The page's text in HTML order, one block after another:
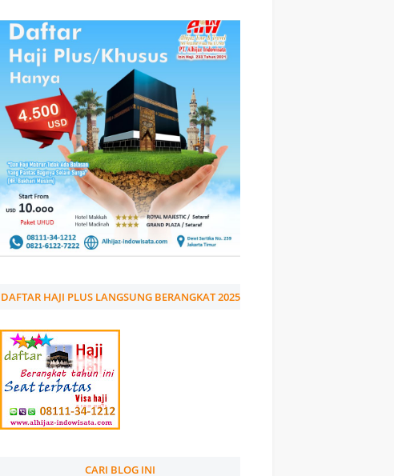
DAFTAR HAJI PLUS LANGSUNG BERANGKAT 2025
CARI BLOG INI